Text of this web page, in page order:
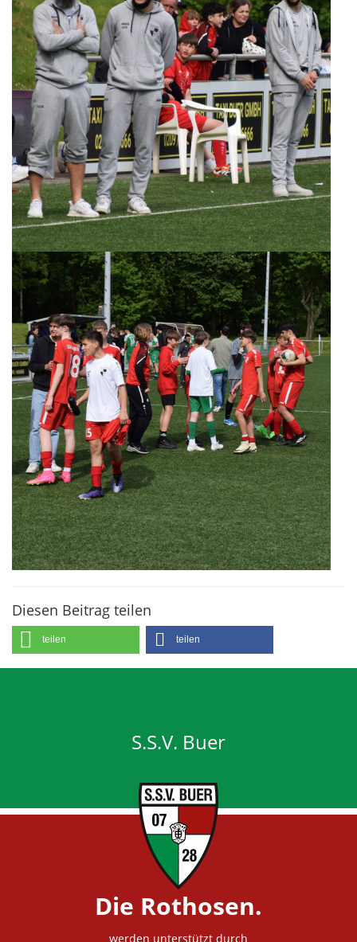
Diesen Beitrag teilen
teilen teilen
S.S.V. Buer
Die Rothosen.
werden unterstützt durch